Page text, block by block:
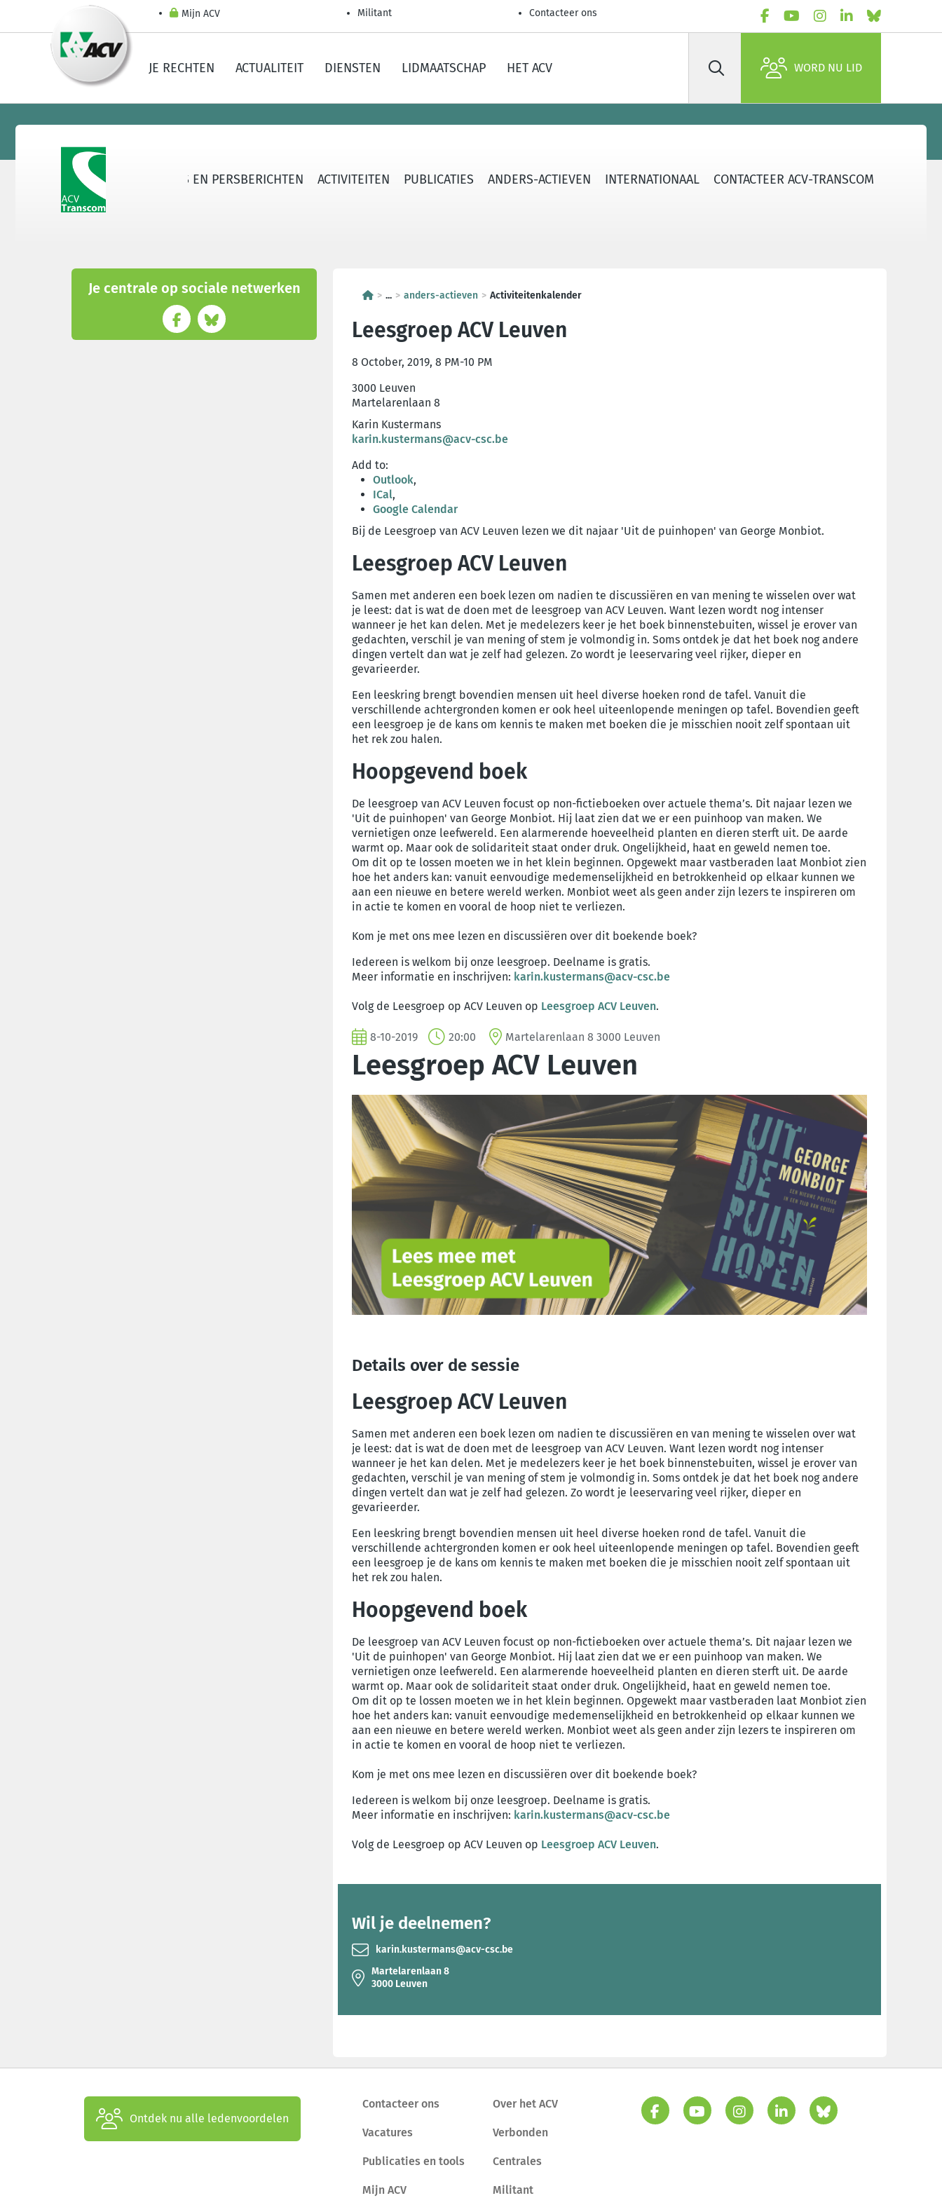
Mijn ACV Militant Contacteer ons
JE RECHTEN ACTUALITEIT DIENSTEN LIDMAATSCHAP HET ACV Zoek WORD NU LID
SECTOREN NIEUWS EN PERSBERICHTEN ACTIVITEITEN PUBLICATIES ANDERS-ACTIEVEN INTERNATIONAAL CONTACTEER ACV-TRANSCOM
Je centrale op sociale netwerken ... anders-actieven Activiteitenkalender
Leesgroep ACV Leuven
8 October, 2019, 8 PM-10 PM
3000 Leuven
Martelarenlaan 8
Karin Kustermans
karin.kustermans@acv-csc.be
Add to:
Outlook,
ICal,
Google Calendar
Bij de Leesgroep van ACV Leuven lezen we dit najaar 'Uit de puinhopen' van George Monbiot.
Leesgroep ACV Leuven
Samen met anderen een boek lezen om nadien te discussiëren en van mening te wisselen over wat
je leest: dat is wat de doen met de leesgroep van ACV Leuven. Want lezen wordt nog intenser
wanneer je het kan delen. Met je medelezers keer je het boek binnenstebuiten, wissel je erover van
gedachten, verschil je van mening of stem je volmondig in. Soms ontdek je dat het boek nog andere
dingen vertelt dan wat je zelf had gelezen. Zo wordt je leeservaring veel rijker, dieper en
gevarieerder.
Een leeskring brengt bovendien mensen uit heel diverse hoeken rond de tafel. Vanuit die
verschillende achtergronden komen er ook heel uiteenlopende meningen op tafel. Bovendien geeft
een leesgroep je de kans om kennis te maken met boeken die je misschien nooit zelf spontaan uit
het rek zou halen.
Hoopgevend boek
De leesgroep van ACV Leuven focust op non-fictieboeken over actuele thema’s. Dit najaar lezen we
'Uit de puinhopen' van George Monbiot. Hij laat zien dat we er een puinhoop van maken. We
vernietigen onze leefwereld. Een alarmerende hoeveelheid planten en dieren sterft uit. De aarde
warmt op. Maar ook de solidariteit staat onder druk. Ongelijkheid, haat en geweld nemen toe.
Om dit op te lossen moeten we in het klein beginnen. Opgewekt maar vastberaden laat Monbiot zien
hoe het anders kan: vanuit eenvoudige medemenselijkheid en betrokkenheid op elkaar kunnen we
aan een nieuwe en betere wereld werken. Monbiot weet als geen ander zijn lezers te inspireren om
in actie te komen en vooral de hoop niet te verliezen.
Kom je met ons mee lezen en discussiëren over dit boekende boek?
Iedereen is welkom bij onze leesgroep. Deelname is gratis.
Meer informatie en inschrijven: karin.kustermans@acv-csc.be
Volg de Leesgroep op ACV Leuven op Leesgroep ACV Leuven.
8-10-2019 20:00 Martelarenlaan 8 3000 Leuven
Leesgroep ACV Leuven
Details over de sessie
Leesgroep ACV Leuven
Samen met anderen een boek lezen om nadien te discussiëren en van mening te wisselen over wat
je leest: dat is wat de doen met de leesgroep van ACV Leuven. Want lezen wordt nog intenser
wanneer je het kan delen. Met je medelezers keer je het boek binnenstebuiten, wissel je erover van
gedachten, verschil je van mening of stem je volmondig in. Soms ontdek je dat het boek nog andere
dingen vertelt dan wat je zelf had gelezen. Zo wordt je leeservaring veel rijker, dieper en
gevarieerder.
Een leeskring brengt bovendien mensen uit heel diverse hoeken rond de tafel. Vanuit die
verschillende achtergronden komen er ook heel uiteenlopende meningen op tafel. Bovendien geeft
een leesgroep je de kans om kennis te maken met boeken die je misschien nooit zelf spontaan uit
het rek zou halen.
Hoopgevend boek
De leesgroep van ACV Leuven focust op non-fictieboeken over actuele thema’s. Dit najaar lezen we
'Uit de puinhopen' van George Monbiot. Hij laat zien dat we er een puinhoop van maken. We
vernietigen onze leefwereld. Een alarmerende hoeveelheid planten en dieren sterft uit. De aarde
warmt op. Maar ook de solidariteit staat onder druk. Ongelijkheid, haat en geweld nemen toe.
Om dit op te lossen moeten we in het klein beginnen. Opgewekt maar vastberaden laat Monbiot zien
hoe het anders kan: vanuit eenvoudige medemenselijkheid en betrokkenheid op elkaar kunnen we
aan een nieuwe en betere wereld werken. Monbiot weet als geen ander zijn lezers te inspireren om
in actie te komen en vooral de hoop niet te verliezen.
Kom je met ons mee lezen en discussiëren over dit boekende boek?
Iedereen is welkom bij onze leesgroep. Deelname is gratis.
Meer informatie en inschrijven: karin.kustermans@acv-csc.be
Volg de Leesgroep op ACV Leuven op Leesgroep ACV Leuven.
Wil je deelnemen?
karin.kustermans@acv-csc.be
Martelarenlaan 8
3000 Leuven
Ontdek nu alle ledenvoordelen
Contacteer ons
Vacatures
Publicaties en tools
Mijn ACV
Over het ACV
Verbonden
Centrales
Militant